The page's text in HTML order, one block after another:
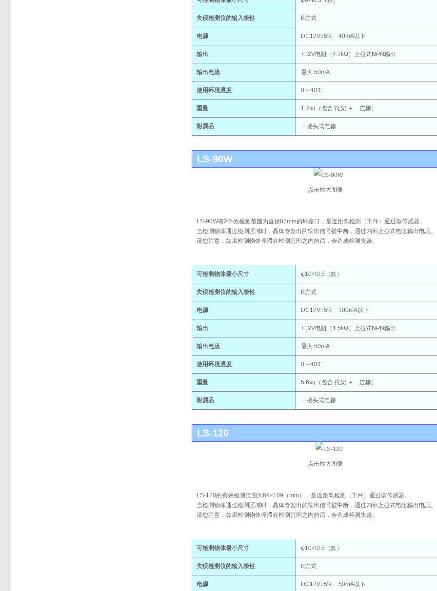
失误检测仪的输入极性 B方式
电源 DC12V±5% 40mA以下
输出 +12V电阻（4.7kΩ）上拉式NPN输出
输出电流 最大 50mA
使用环境温度 0～40℃
重量 1.7kg（包含 托架 ＋ 连栅）
附属品 ・接头式电栅
LS-90W
点击放大图像
LS-90W有2个效检测范围为直径87mm的环路口，是近距离检测（工件）通过型传感器。
当检测物体通过检测区域时，晶体管发出的输出信号被中断，通过内部上拉式电阻输出电压。
请您注意，如果检测物体停滞在检测范围之内的话，会造成检测失误。
可检测物体最小尺寸 φ10×t0.5（鉄）
失误检测仪的输入极性 B方式
电源 DC12V±5% 100mA以下
输出 +12V电阻（1.5kΩ）上拉式NPN输出
输出电流 最大 50mA
使用环境温度 0～40℃
重量 5.6kg（包含 托架 ＋ 连栅）
附属品 ・接头式电栅
LS-120
点击放大图像
LS-120的有效检测范围为89×109（mm），是近距离检测（工件）通过型传感器。
当检测物体通过检测区域时，晶体管发出的输出信号被中断，通过内部上拉式电阻输出电压。
请您注意，如果检测物体停滞在检测范围之内的话，会造成检测失误。
可检测物体最小尺寸 φ10×t0.5（鉄）
失误检测仪的输入极性 B方式
电源 DC12V±5% 50mA以下